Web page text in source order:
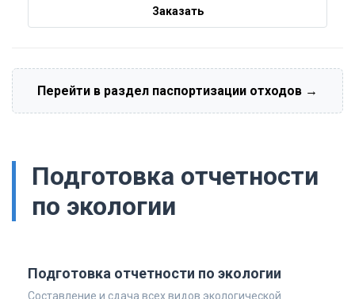
Заказать
Перейти в раздел паспортизации отходов →
Подготовка отчетности
по экологии
Подготовка отчетности по экологии
Составление и сдача всех видов экологической